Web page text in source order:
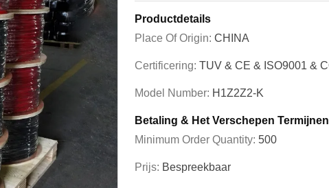
Productdetails
Place Of Origin: CHINA
Certificering: TUV & CE & ISO9001 &
Model Number: H1Z2Z2-K
Betaling & Het Verschepen Termijnen
Minimum Order Quantity: 500
Prijs: Bespreekbaar